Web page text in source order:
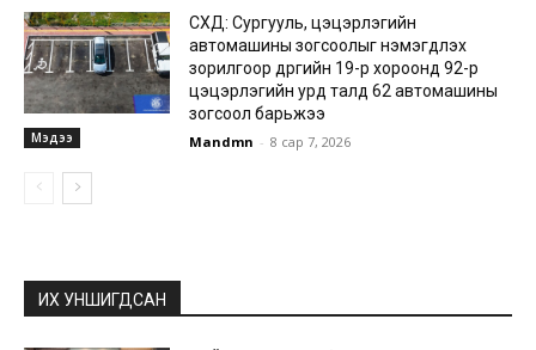
Мэдээ
СХД: Сургууль, цэцэрлэгийн
автомашины зогсоолыг нэмэгдүүлэх
зорилгоор дүүргийн 19-р хороонд 92-р
цэцэрлэгийн урд талд 62 автомашины
зогсоол барьжээ
Mandmn - 8 сар 7, 2026
ИХ УНШИГДСАН